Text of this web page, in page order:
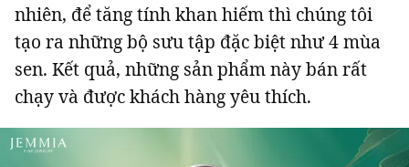
nhiên, để tăng tính khan hiếm thì chúng tôi
tạo ra những bộ sưu tập đặc biệt như 4 mùa
sen. Kết quả, những sản phẩm này bán rất
chạy và được khách hàng yêu thích.